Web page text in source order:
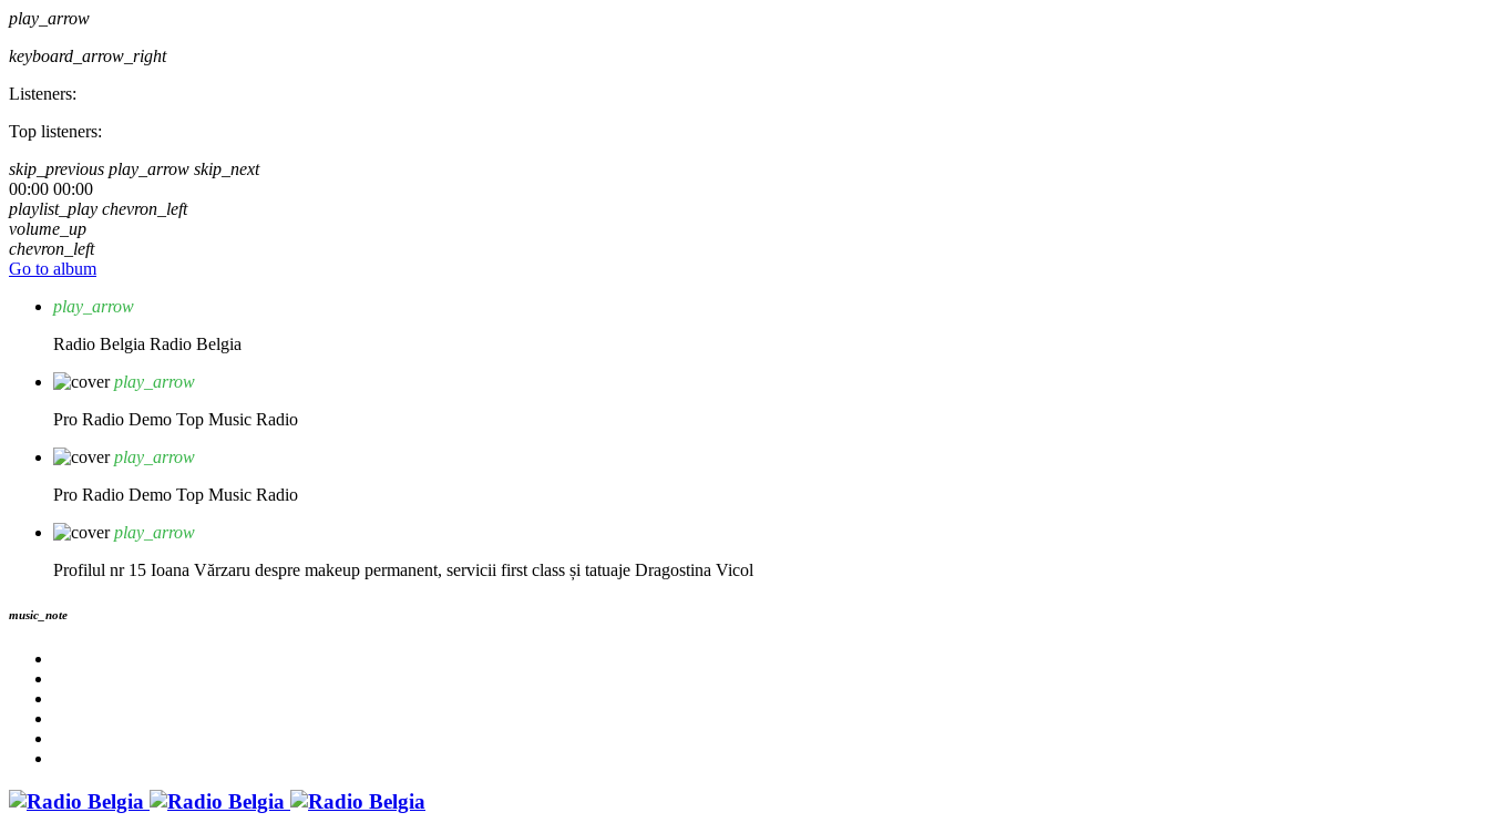
play_arrow
keyboard_arrow_right
Listeners:
Top listeners:
skip_previous play_arrow skip_next
00:00 00:00
playlist_play chevron_left
volume_up
chevron_left
Go to album
play_arrow
Radio Belgia Radio Belgia
play_arrow
Pro Radio Demo Top Music Radio
play_arrow
Pro Radio Demo Top Music Radio
play_arrow
Profilul nr 15 Ioana Vărzaru despre makeup permanent, servicii first class și tatuaje Dragostina Vicol
music_note